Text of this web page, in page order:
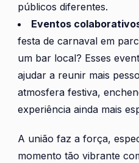
públicos diferentes.
Eventos
festa de carnaval em
um bar local? Esses
ajudar a reunir mais
atmosfera festiva,
experiência ainda mais
A união faz a força,
momento tão vibrante